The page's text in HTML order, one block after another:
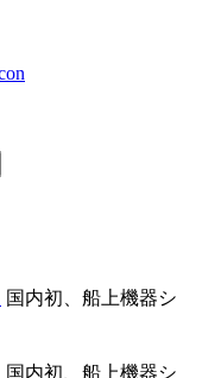
国内初、船上機器シ
国内初、船上機器シ